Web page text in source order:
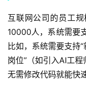
互联网公司的员工
10000人，系统需要
比如，系统需要支持
岗位”（如引入AI工程
无需修改代码就能快